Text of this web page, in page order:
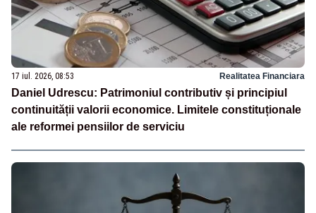
17 iul. 2026, 08:53 Realitatea Financiara
Daniel Udrescu: Patrimoniul contributiv și principiul
continuității valorii economice. Limitele constituționale
ale reformei pensiilor de serviciu